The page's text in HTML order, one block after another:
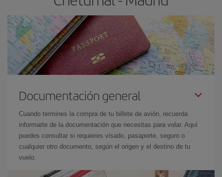
Documentación general
Cuando termines la compra de tu billete de avión, recuerda
informarte de la documentación que necesitas para volar. Aquí
puedes consultar si requieres visado, pasaporte, seguro o
cualquier otro documento, según el origen y el destino de tu
vuelo.